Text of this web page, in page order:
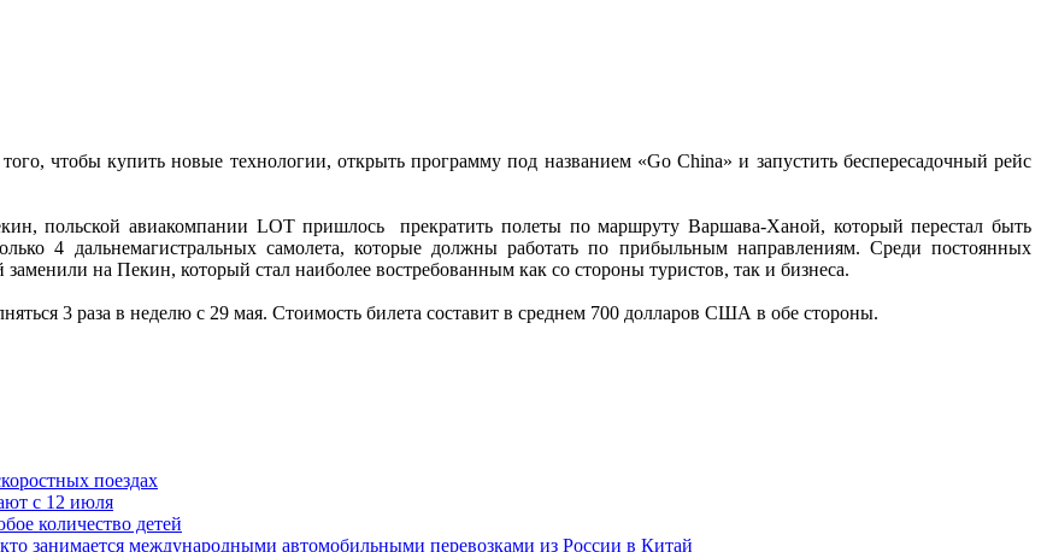
чтобы купить новые технологии, открыть программу под названием «Go China» и запустить беспересадочный рейс
польской авиакомпании LOT пришлось прекратить полеты по маршруту Варшава-Ханой, который перестал быть
4 дальнемагистральных самолета, которые должны работать по прибыльным направлениям. Среди постоянных
на Пекин, который стал наиболее востребованным как со стороны туристов, так и бизнеса.
3 раза в неделю с 29 мая. Стоимость билета составит в среднем 700 долларов США в обе стороны.
поездах
с 12 июля
количество детей
занимается международными автомобильными перевозками из России в Китай